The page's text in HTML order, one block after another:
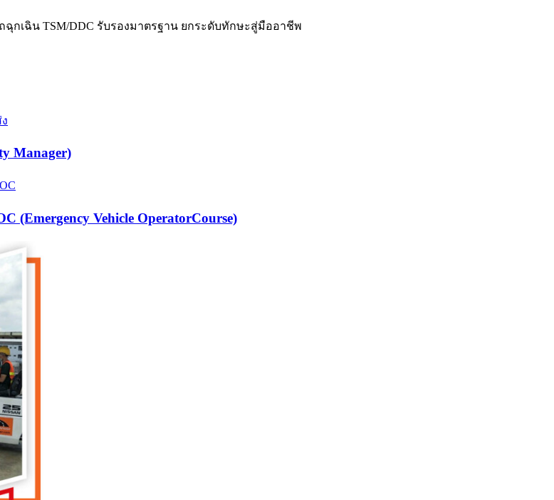
กเฉิน TSM/DDC รับรองมาตรฐาน ยกระดับทักษะสู่มืออาชีพ
Manager)
Vehicle OperatorCourse)